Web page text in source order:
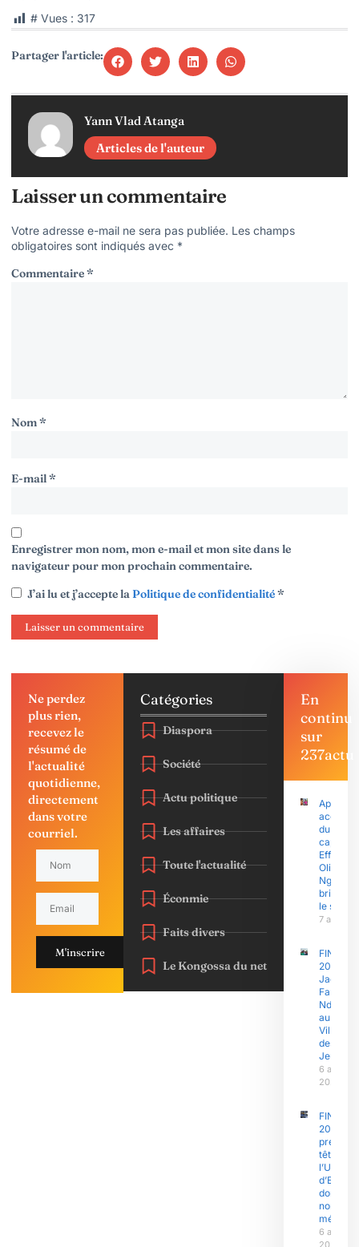
# Vues : 317
Partager l'article:
Yann Vlad Atanga
Articles de l'auteur
Laisser un commentaire
Votre adresse e-mail ne sera pas publiée. Les champs
obligatoires sont indiqués avec *
Commentaire*
Nom*
E-mail*
Enregistrer mon nom, mon e-mail et mon site dans le
navigateur pour mon prochain commentaire.
J’ai lu et j’accepte laPolitique de confidentialité*
Ne perdez
plus rien,
recevez le
résumé de
l'actualité
quotidienne,
directement
dans votre
courriel.
M'inscrire
Catégories
Diaspora
Société
Actu politique
Les affaires
Toute l'actualité
Éconmie
Faits divers
Le Kongossa du net
En
continu
sur
237actu
Après
du
Olive
Ngobo
brise
le
7 août
FINAJU
2026 :
Jacques
Fame
Ndongo
au
Village
des
Jeux
6 août
2026
FINAJU
2026 :
prend la
tête,
domine
nombre
6 août